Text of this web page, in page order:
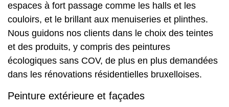
espaces à fort passage comme les halls et les
couloirs, et le brillant aux menuiseries et plinthes.
Nous guidons nos clients dans le choix des teintes
et des produits, y compris des peintures
écologiques sans COV, de plus en plus demandées
dans les rénovations résidentielles bruxelloises.
Peinture extérieure et façades